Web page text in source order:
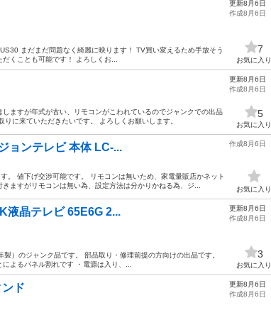
まだまだ問題なく綺麗に映ります！ TV買い変えるため手放そう
くことも可能です！ よろしくお...
更新8月6日
作成8月6日
7
お気に入り
ますが年式が古い、リモコンがこわれているのでジャンクでの出品
に来ていただきたいです。 よろしくお願いします。
更新8月6日
作成8月6日
5
お気に入り
ョンテレビ 本体 LC-...
。 値下げ交渉可能です。 リモコンは無いため、家電量販店かネット
ますがリモコンは無い為、設定方法は分かりかねる為、ジ...
作成8月6日
お気に入り
液晶テレビ 65E6G 2...
）のジャンク品です。 部品取り・修理前提の方向けの出品です。
よるパネル割れです ・電源は入り、...
更新8月6日
作成8月6日
3
お気に入り
ド
更新8月6日
作成8月6日